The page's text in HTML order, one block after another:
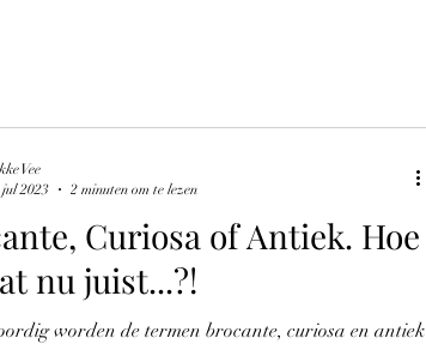
Curiosa of Antiek. Hoe
nu juist...?!
worden de termen brocante, curiosa en antiek
Vee
jul 2023
2 minuten om te lezen